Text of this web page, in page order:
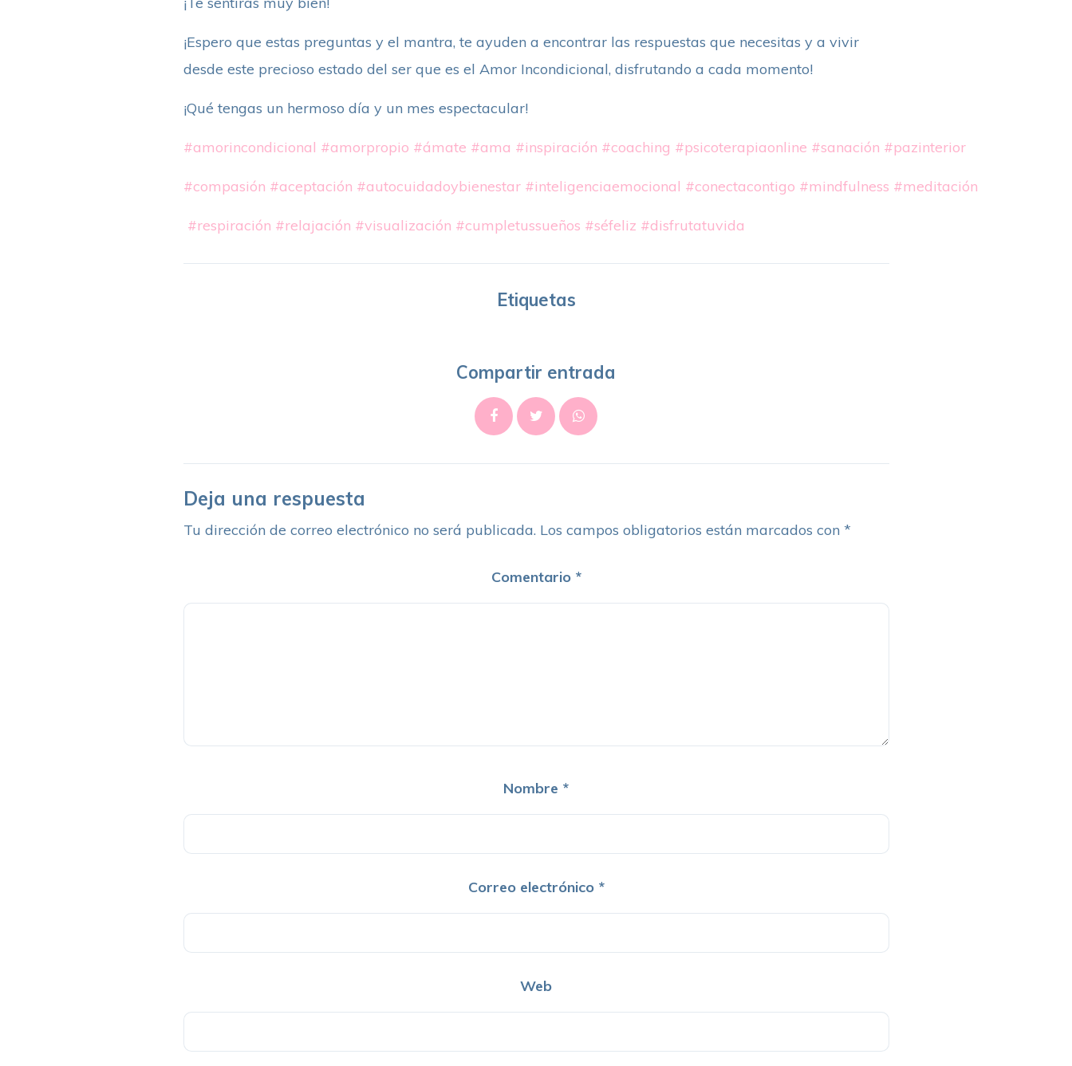
¡Espero que estas preguntas y el mantra, te ayuden a encontrar las respuestas que necesitas y a vivir
desde este precioso estado del ser que es el Amor Incondicional, disfrutando a cada momento!
¡Qué tengas un hermoso día y un mes espectacular!
#amorincondicional #amorpropio #ámate #ama #inspiración #coaching #psicoterapiaonline #sanación #pazinterior
#compasión #aceptación #autocuidadoybienestar #inteligenciaemocional #conectacontigo #mindfulness #meditación
#respiración #relajación #visualización #cumpletussueños #séfeliz #disfrutatuvida
Etiquetas
Compartir entrada
Deja una respuesta
Tu dirección de correo electrónico no será publicada. Los campos obligatorios están marcados con *
Comentario *
Nombre *
Correo electrónico *
Web